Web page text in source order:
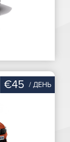
€45 / ДЕНЬ